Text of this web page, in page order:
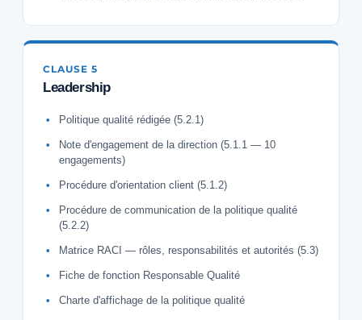
CLAUSE 5
Leadership
Politique qualité rédigée (5.2.1)
Note d'engagement de la direction (5.1.1 — 10
engagements)
Procédure d'orientation client (5.1.2)
Procédure de communication de la politique qualité
(5.2.2)
Matrice RACI — rôles, responsabilités et autorités (5.3)
Fiche de fonction Responsable Qualité
Charte d'affichage de la politique qualité